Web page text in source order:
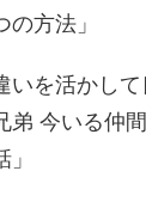
の方法」
いを活かし
弟 今いる仲